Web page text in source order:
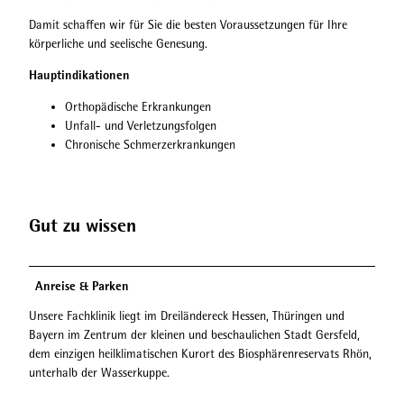
Damit schaffen wir für Sie die besten Voraussetzungen für Ihre
körperliche und seelische Genesung.
Hauptindikationen
Orthopädische Erkrankungen
Unfall- und Verletzungsfolgen
Chronische Schmerzerkrankungen
Gut zu wissen
Anreise & Parken
Unsere Fachklinik liegt im Dreiländereck Hessen, Thüringen und
Bayern im Zentrum der kleinen und beschaulichen Stadt Gersfeld,
dem einzigen heilklimatischen Kurort des Biosphärenreservats Rhön,
unterhalb der Wasserkuppe.